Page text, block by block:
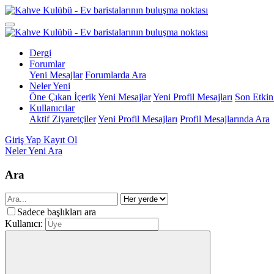
Dergi
Forumlar
Yeni Mesajlar Forumlarda Ara
Neler Yeni
Öne Çıkan İçerikYeni MesajlarYeni Profil Mesajları Son
Kullanıcılar
Aktif ZiyaretçilerYeni Profil Mesajları Profil Mesajlarında Ara
Giriş Yap Kayıt Ol
Neler Yeni Ara
Ara
Sadece başlıkları ara
Kullanıcı: